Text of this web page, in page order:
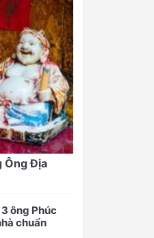
Ông Địa
ông Phúc
chuẩn